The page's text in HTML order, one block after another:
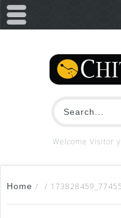
Welcome Visitor
Home / /